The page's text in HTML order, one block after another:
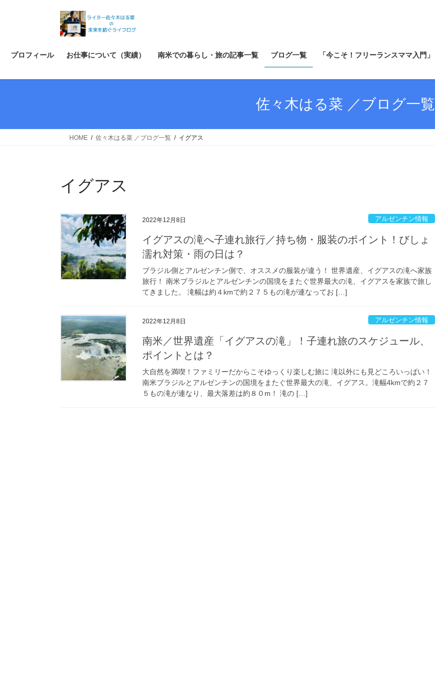
ス
ン
プロフィール お仕事について（実績） 南米での暮らし・旅の記事一覧 ブログ一覧 「今こそ！フリーランスママ入門」
佐々木はる菜 ／ブログ一覧
HOME 佐々木はる菜 ／ブログ一覧 イグアス
イグアス
2022年12月8日 アルゼンチン情報
イグアスの滝へ子連れ旅行／持ち物・服装のポイント！びしょ
濡れ対策・雨の日は？
ブラジル側とアルゼンチン側で、オススメの服装が違う！ 世界遺産、イグアスの滝へ家族
旅行！ 南米ブラジルとアルゼンチンの国境をまたぐ世界最大の滝、イグアスを家族で旅し
てきました。 滝幅は約４kmで約２７５もの滝が連なってお […]
2022年12月8日 アルゼンチン情報
南米／世界遺産「イグアスの滝」！子連れ旅のスケジュール、
ポイントとは？
大自然を満喫！ファミリーだからこそゆっくり楽しむ旅に 滝以外にも見どころいっぱい！
南米ブラジルとアルゼンチンの国境をまたぐ世界最大の滝、イグアス。滝幅4kmで約２７
５もの滝が連なり、最大落差は約８０m！ 滝の […]